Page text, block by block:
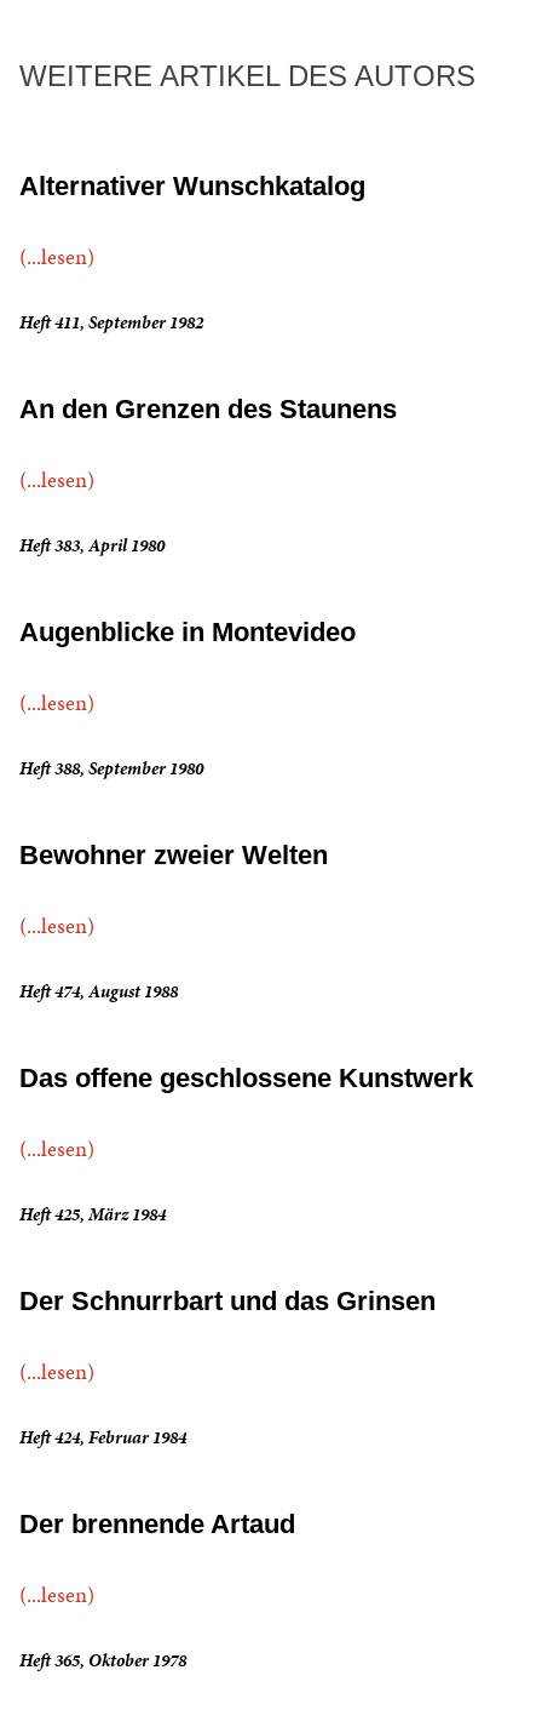
WEITERE ARTIKEL DES AUTORS
Alternativer Wunschkatalog
(...lesen)
Heft 411, September 1982
An den Grenzen des Staunens
(...lesen)
Heft 383, April 1980
Augenblicke in Montevideo
(...lesen)
Heft 388, September 1980
Bewohner zweier Welten
(...lesen)
Heft 474, August 1988
Das offene geschlossene Kunstwerk
(...lesen)
Heft 425, März 1984
Der Schnurrbart und das Grinsen
(...lesen)
Heft 424, Februar 1984
Der brennende Artaud
(...lesen)
Heft 365, Oktober 1978